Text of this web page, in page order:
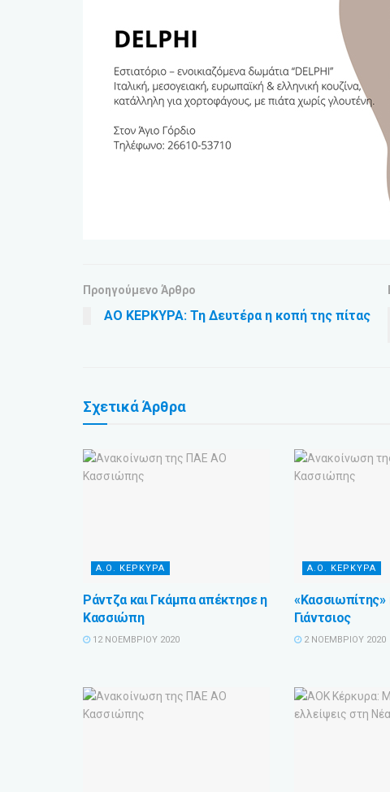
Προηγούμενο Άρθρο
ΑΟ ΚΕΡΚΥΡΑ: Τη Δευτέρα η κοπή της πίτας
ΣχετικάΆρθρα
Α.Ο. ΚΕΡΚΥΡΑ
Ράντζα και Γκάμπα απέκτησε η
Κασσιώπη
12 ΝΟΕΜΒΡΊΟΥ 2020
Α.Ο. ΚΕΡΚΥΡΑ
«Κασσιωπίτης»
Γιάντσιος
2 ΝΟΕΜΒΡΊΟΥ 2020